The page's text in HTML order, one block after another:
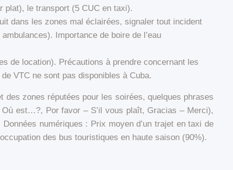
plat), le transport (5 CUC en taxi).
dans les zones mal éclairées, signaler tout incident
Importance de boire de l’eau
de location). Précautions à prendre concernant les
VTC ne sont pas disponibles à Cuba.
zones réputées pour les soirées, quelques phrases
est…?, Por favor – S’il vous plaît, Gracias – Merci),
numériques : Prix moyen d’un trajet en taxi de
des bus touristiques en haute saison (90%).